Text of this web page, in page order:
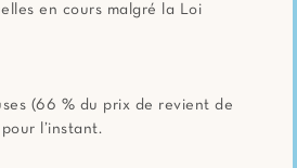
en cours malgré la Loi
(66 % du prix de revient de
l’instant.